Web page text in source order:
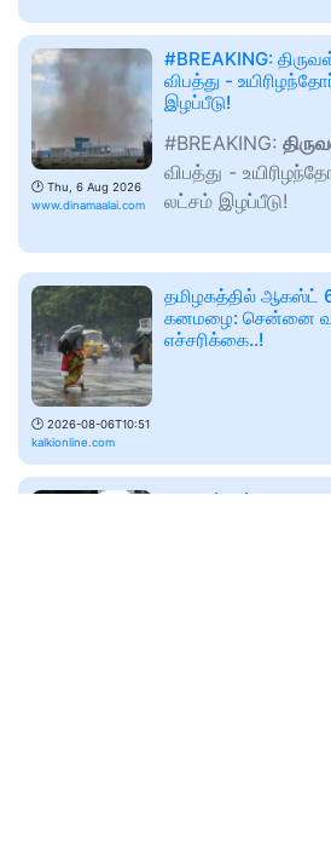
🕑 Thu, 6 Aug 2026
www.dinamaalai.com
#BREAKING:
விபத்து -
இழப்பீடு!
#BREAKING:
விபத்து -
லட்சம் இழப்பீடு!
🕑 2026-08-06T10:51
kalkionline.com
தமிழகத்தில் ஆகஸ்ட்
கனமழை: சென்னை
எச்சரிக்கை..!
திருவள்ளூர்